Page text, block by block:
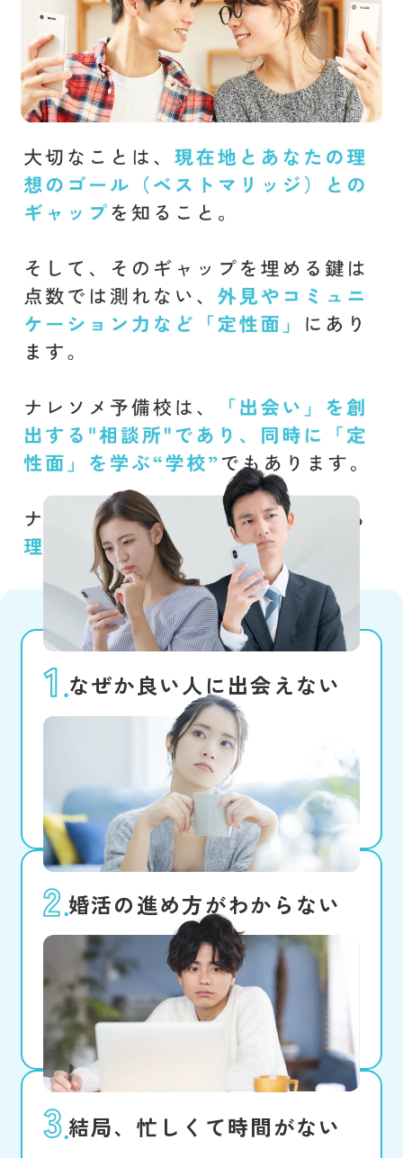
なぜか良い人に出会えない
真剣な人を探したいと思うけれど、
良い出会いがない。遊び目的の人を
避けて、価値観も趣味も合う、自分
史上最高の人と出会いたい！
婚活の進め方がわからない
マッチングアプリは不安だし、結婚
相談所もよくわからない。人に相談
しにくい内容だし、具体的に行動に
移せない。
結局、忙しくて時間がない